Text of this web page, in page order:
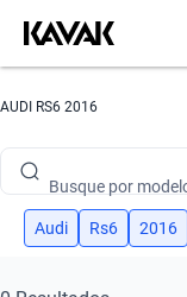
AUDI RS6 2016
Busque por versão
Audi Rs6 2016